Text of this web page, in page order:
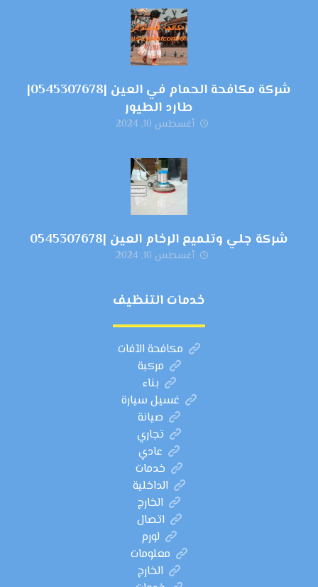
شركة مكافحة الحمام في العين |0545307678|
طارد الطيور
أغسطس 10, 2024
شركة جلي وتلميع الرخام العين |0545307678
أغسطس 10, 2024
خدمات التنظيف
مكافحة الآفات
مركبة
بناء
غسيل سيارة
صيانة
تجاري
عادي
خدمات
الداخلية
الخارج
اتصال
لورم
معلومات
الخارج